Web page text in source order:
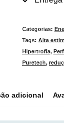
Categorias:
Tags: Alta
Hipertrofia,
Puretech,
adicional